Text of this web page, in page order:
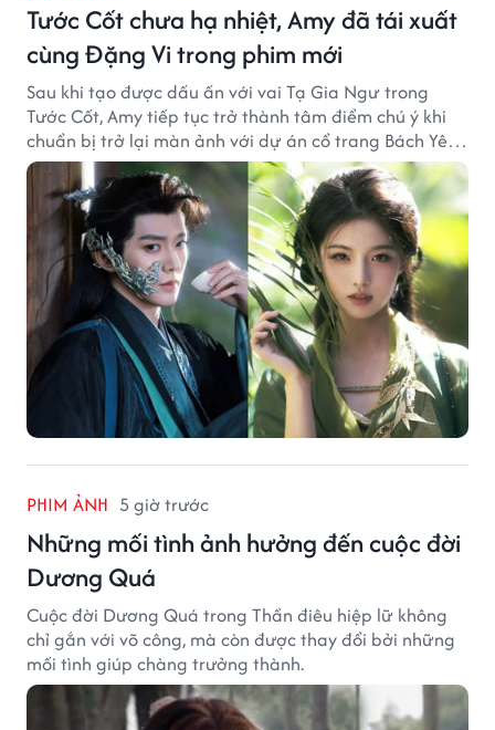
Tước Cốt chưa hạ nhiệt, Amy đã tái xuất
cùng Đặng Vi trong phim mới
Sau khi tạo được dấu ấn với vai Tạ Gia Ngư trong
Tước Cốt, Amy tiếp tục trở thành tâm điểm chú ý khi
chuẩn bị trở lại màn ảnh với dự án cổ trang Bách Yêu
Phổ.
PHIM ẢNH 5 giờ trước
Những mối tình ảnh hưởng đến cuộc đời
Dương Quá
Cuộc đời Dương Quá trong Thần điêu hiệp lữ không
chỉ gắn với võ công, mà còn được thay đổi bởi những
mối tình giúp chàng trưởng thành.